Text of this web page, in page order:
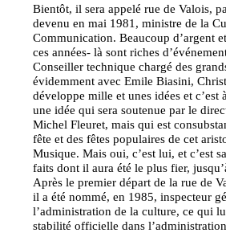
Bientôt, il sera appelé rue de Valois,
devenu en mai 1981, ministre de la
Communication. Beaucoup d’argent
ces années- là sont riches
Conseiller technique chargé des
évidemment avec Emile Biasini,
développe mille et unes idées et c’est
une idée qui sera soutenue par le
Michel Fleuret, mais qui est
fête et des fêtes populaires de cet
Musique. Mais oui, c’est lui, et c’est
faits dont il aura été le plus fier,
Après le premier départ de la rue de
il a été nommé, en 1985, inspecteur
l’administration de la culture, ce qui
stabilité officielle dans